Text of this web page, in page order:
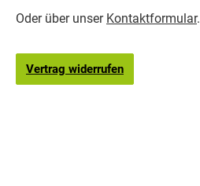
Oder über unser Kontaktformular.
Vertrag widerrufen